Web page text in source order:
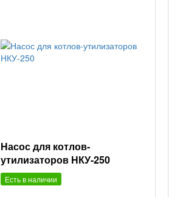
Насос для котлов-
утилизаторов НКУ-250
Есть в наличии